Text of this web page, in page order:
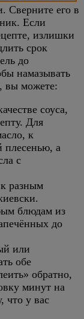
Сверните его в
Если
излишки
срок
до
намазывать
вы можете:
соуса,
Для
к
плесенью, а
с
разным
блюдам из
до
или
обе
обратно,
минут на
что у вас